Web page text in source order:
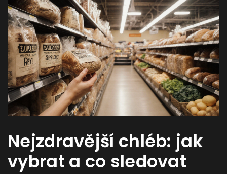
Nejzdravější chléb: jak
vybrat a co sledovat